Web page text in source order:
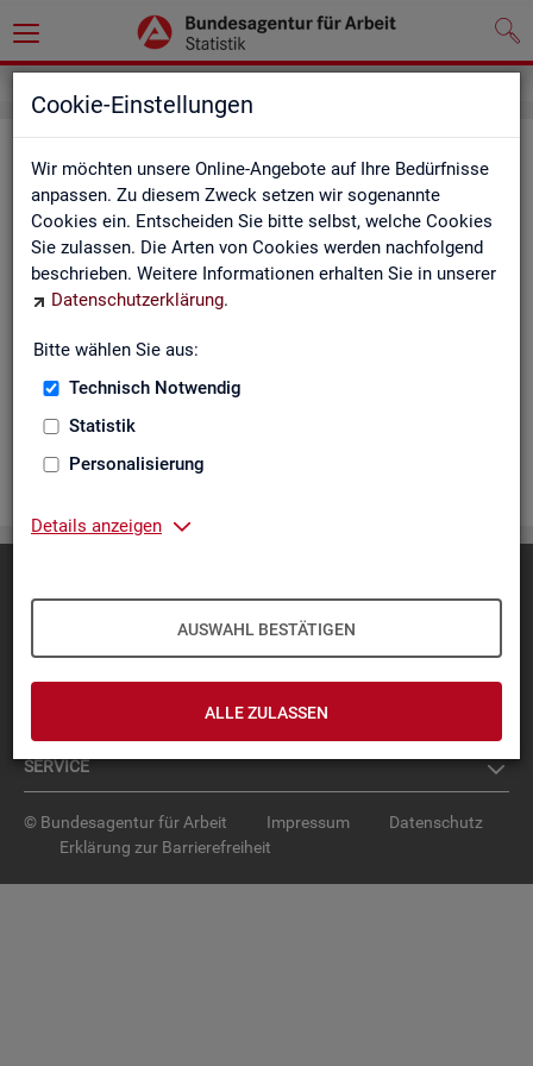
Cookie-Einstellungen
Wir möchten unsere Online-Angebote auf Ihre Bedürfnisse
anpassen. Zu diesem Zweck setzen wir sogenannte
Cookies ein. Entscheiden Sie bitte selbst, welche Cookies
Sie zulassen. Die Arten von Cookies werden nachfolgend
beschrieben. Weitere Informationen erhalten Sie in unserer
Datenschutzerklärung.
Bitte wählen Sie aus:
Technisch Notwendig
Statistik
Personalisierung
Details anzeigen
AUSWAHL BESTÄTIGEN
ALLE ZULASSEN
Ge­mein­de­da­ten der so­zi­al­ver­si­che­
rungs­pflich­tig Be­schäf­tig­ten nach
Wohn- und Ar­beits­ort - Deutsch­
land, Län­der, Krei­se und Ge­mein­den
(Jah­res­zah­len)
Die Ta­bel­len er­schei­nen jähr­lich und ent­hal­ten In­for­ma­tio­nen
über Be­stand, Ar­beits­ort, Wohn­ort, Ge­schlecht, Äl­te­re, Aus­
Be­trie­be / Be­triebs­grö­ße, Pend­ler und wei­te­re Merk­ma­le.
SER­VICE
© Bundesagentur für Arbeit Impressum
Datenschutz
Erklärung zur Barrierefreiheit